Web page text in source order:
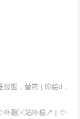
螚﹑替笩 | 伱給d﹑
卟鞎╳站卟稳↗ | 亽